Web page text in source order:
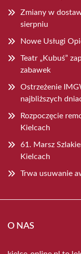
Zmiany w
sierpniu
Nowe Usługi
Teatr „Kubuś”
zabawek
Ostrzeżenie
najbliższych
Rozpoczęcie
Kielcach
61. Marsz
Kielcach
Trwa usuwanie
O NAS